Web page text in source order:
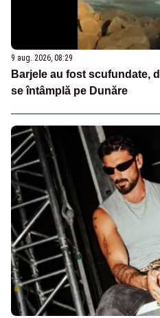
9 aug. 2026, 08:29
Barjele au fost scufundate,
se întâmplă pe Dunăre